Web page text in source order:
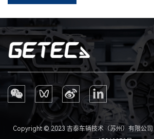
Copyright © 2023 吉泰车辆技术（苏州）有限公